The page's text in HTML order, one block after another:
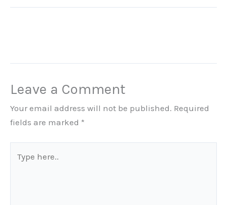
Leave a Comment
Your email address will not be published. Required
fields are marked *
here..